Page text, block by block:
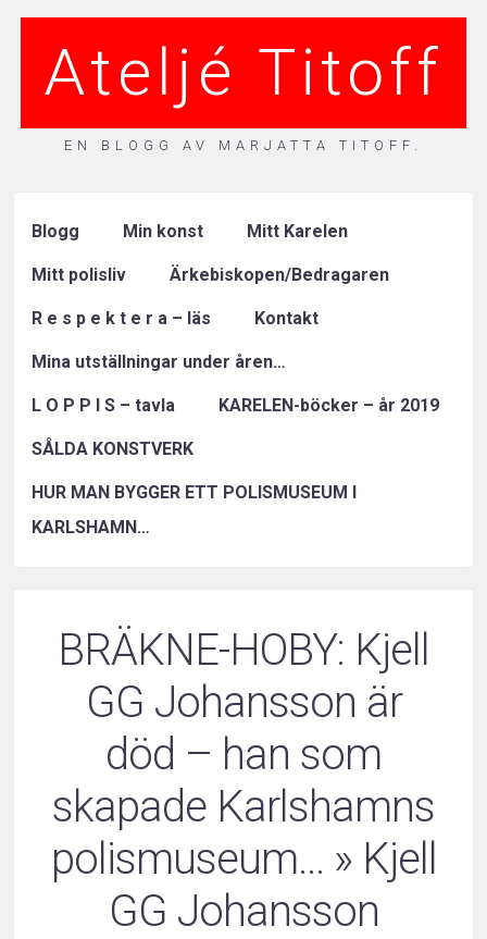
Ateljé Titoff
EN BLOGG AV MARJATTA TITOFF.
Blogg Min konst Mitt Karelen
Mitt polisliv Ärkebiskopen/Bedragaren
R e s p e k t e r a – läs Kontakt
Mina utställningar under åren…
L O P P I S – tavla KARELEN-böcker – år 2019
SÅLDA KONSTVERK
HUR MAN BYGGER ETT POLISMUSEUM I
KARLSHAMN…
BRÄKNE-HOBY: Kjell
GG Johansson är
död – han som
skapade Karlshamns
polismuseum… » Kjell
GG Johansson